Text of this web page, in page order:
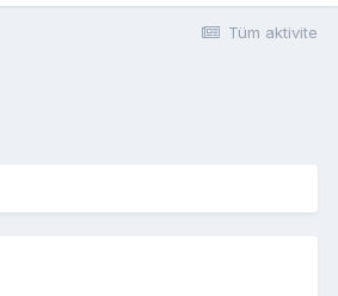
Tüm aktivite